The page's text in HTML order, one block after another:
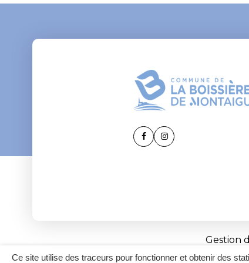
Ce site utilise des traceurs pour fonctionner et obtenir des
Lien Lien
Gestion